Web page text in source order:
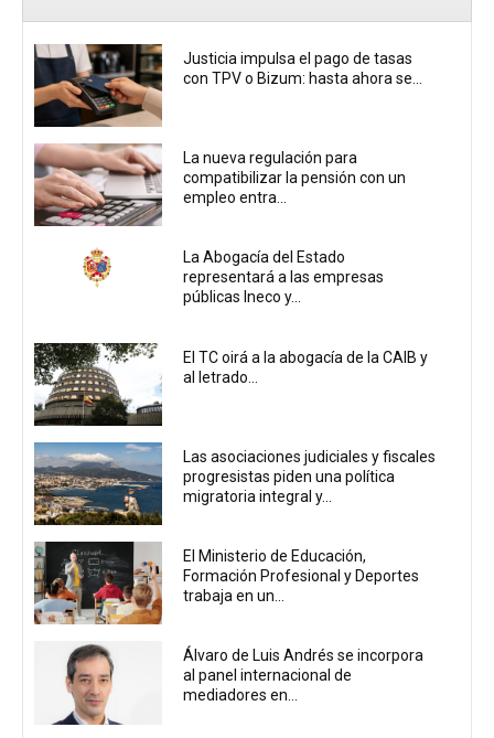
Justicia impulsa el pago de tasas
con TPV o Bizum: hasta ahora se...
La nueva regulación para
compatibilizar la pensión con un
empleo entra...
La Abogacía del Estado
representará a las empresas
públicas Ineco y...
El TC oirá a la abogacía de la CAIB y
al letrado...
Las asociaciones judiciales y fiscales
progresistas piden una política
migratoria integral y...
El Ministerio de Educación,
Formación Profesional y Deportes
trabaja en un...
Álvaro de Luis Andrés se incorpora
al panel internacional de
mediadores en...